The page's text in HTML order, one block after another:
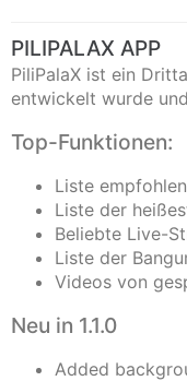
PILIPALAX APP
PiliPalaX ist ein
entwickelt wurde
Top-Funktionen:
Liste
Liste der
Beliebte Live-
Liste der
Videos von
Neu in 1.1.0
Added